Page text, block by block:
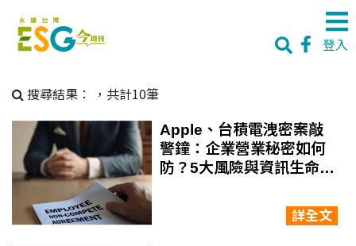
登入
搜尋結果： ，共計10筆
Apple、台積電洩密案敲
警鐘：企業營業秘密如何
防？5大風險與資訊生命週
詳全文